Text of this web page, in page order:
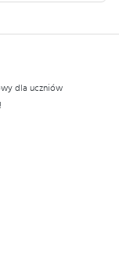
dla uczniów